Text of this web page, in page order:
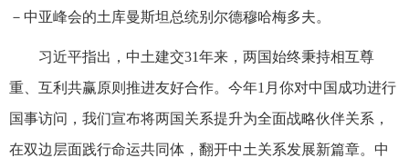
－中亚峰会的土库曼斯坦总统别尔德穆哈梅多夫。
习近平指出，中土建交31年来，两国始终秉持相互尊
重、互利共赢原则推进友好合作。今年1月你对中国成功进行
国事访问，我们宣布将两国关系提升为全面战略伙伴关系，
在双边层面践行命运共同体，翻开中土关系发展新篇章。中